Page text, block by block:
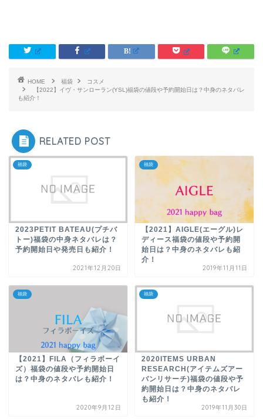
HOME 福袋
コスメ
【2022】イヴ・サンローラン(YSL)福袋の値段や予約開始日は？中身のネタバレ
も紹介！
RELATED POST
福袋
2023PETIT BATEAU(プチバ
トー)福袋の中身ネタバレは？
予約開始日や発売日も紹介！
2021年12月20日
福袋
【2021】AIGLE(エーグル)レ
ディース福袋の値段や予約開
始日は？中身のネタバレも紹
介！
2019年11月11日
福袋
【2021】FILA（フィラボーイ
ズ）福袋の値段や予約開始日
は？中身のネタバレも紹介！
2020年9月12日
福袋
2020ITEMS URBAN
RESEARCH(アイテムズアー
バンリサーチ)福袋の値段や予
約開始日は？中身のネタバレ
も紹介！
2019年11月30日